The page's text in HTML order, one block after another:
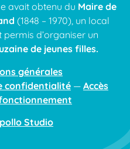
avait obtenu du Maire de
(1848 – 1970), un local
d’organiser un
de jeunes filles.
générales
confidentialité — Accès
Studio